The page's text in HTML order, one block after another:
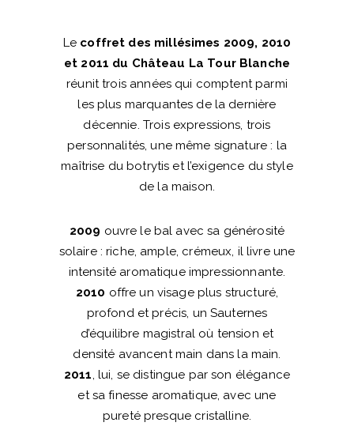
Le coffret des millésimes 2009, 2010
et 2011 du Château La Tour Blanche
réunit trois années qui comptent parmi
les plus marquantes de la dernière
décennie. Trois expressions, trois
personnalités, une même signature : la
maîtrise du botrytis et l’exigence du style
de la maison.
2009 ouvre le bal avec sa générosité
solaire : riche, ample, crémeux, il livre une
intensité aromatique impressionnante.
2010 offre un visage plus structuré,
profond et précis, un Sauternes
d’équilibre magistral où tension et
densité avancent main dans la main.
2011, lui, se distingue par son élégance
et sa finesse aromatique, avec une
pureté presque cristalline.